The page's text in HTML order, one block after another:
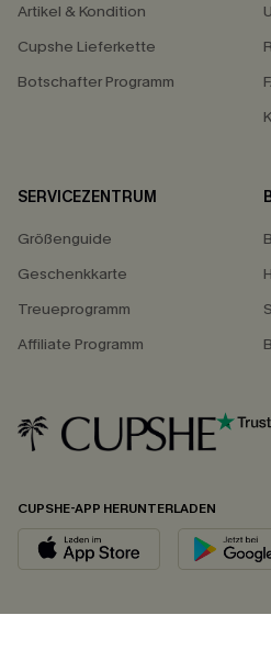
Artikel & Kondition
Cupshe Lieferkette
Botschafter Programm
SERVICEZENTRUM
Größenguide
Geschenkkarte
Treueprogramm
Affiliate Programm
CUPSHE-APP HERUNTERLADEN